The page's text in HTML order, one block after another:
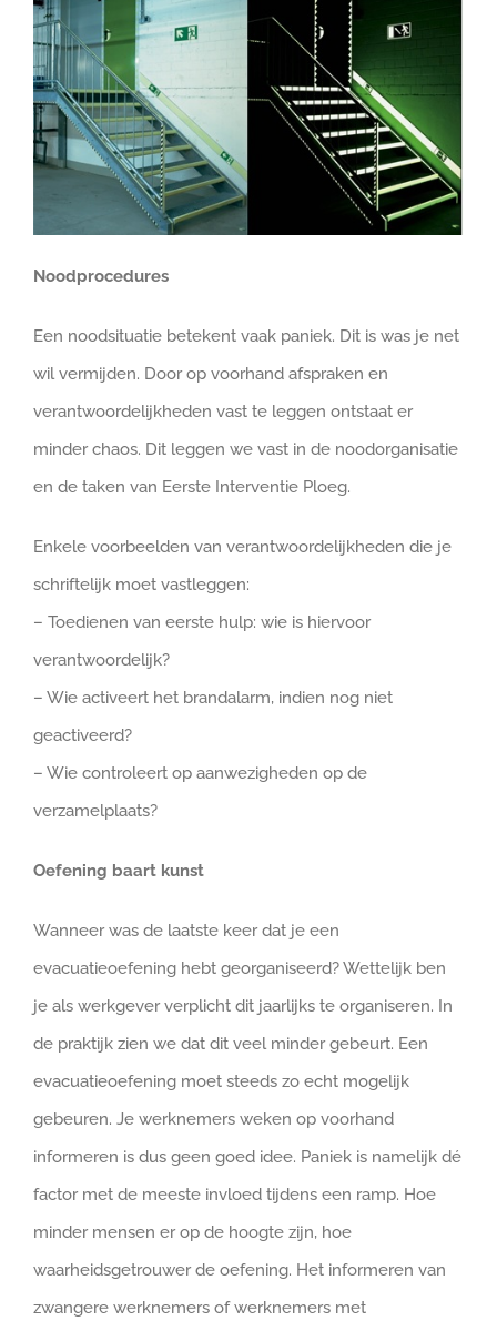
Noodprocedures
Een noodsituatie betekent vaak paniek. Dit is was je net
wil vermijden. Door op voorhand afspraken en
verantwoordelijkheden vast te leggen ontstaat er
minder chaos. Dit leggen we vast in de noodorganisatie
en de taken van Eerste Interventie Ploeg.
Enkele voorbeelden van verantwoordelijkheden die je
schriftelijk moet vastleggen:
– Toedienen van eerste hulp: wie is hiervoor
verantwoordelijk?
– Wie activeert het brandalarm, indien nog niet
geactiveerd?
– Wie controleert op aanwezigheden op de
verzamelplaats?
Oefening baart kunst
Wanneer was de laatste keer dat je een
evacuatieoefening hebt georganiseerd? Wettelijk ben
je als werkgever verplicht dit jaarlijks te organiseren. In
de praktijk zien we dat dit veel minder gebeurt. Een
evacuatieoefening moet steeds zo echt mogelijk
gebeuren. Je werknemers weken op voorhand
informeren is dus geen goed idee. Paniek is namelijk dé
factor met de meeste invloed tijdens een ramp. Hoe
minder mensen er op de hoogte zijn, hoe
waarheidsgetrouwer de oefening. Het informeren van
zwangere werknemers of werknemers met